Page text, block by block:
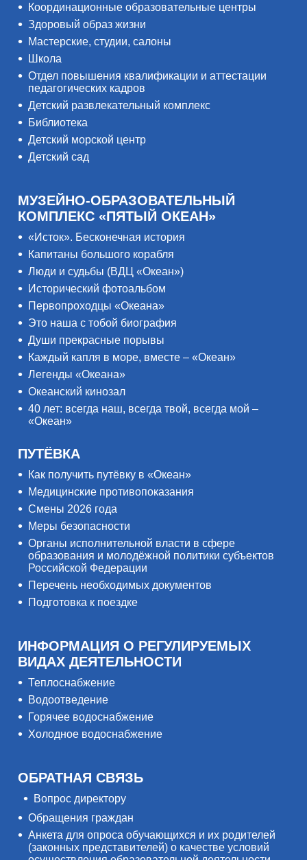
Координационные образовательные центры
Здоровый образ жизни
Мастерские, студии, салоны
Школа
Отдел повышения квалификации и аттестации
педагогических кадров
Детский развлекательный комплекс
Библиотека
Детский морской центр
Детский сад
МУЗЕЙНО-ОБРАЗОВАТЕЛЬНЫЙ
КОМПЛЕКС «ПЯТЫЙ ОКЕАН»
«Исток». Бесконечная история
Капитаны большого корабля
Люди и судьбы (ВДЦ «Океан»)
Исторический фотоальбом
Первопроходцы «Океана»
Это наша с тобой биография
Души прекрасные порывы
Каждый капля в море, вместе – «Океан»
Легенды «Океана»
Океанский кинозал
40 лет: всегда наш, всегда твой, всегда мой –
«Океан»
ПУТЁВКА
Как получить путёвку в «Океан»
Медицинские противопоказания
Смены 2026 года
Меры безопасности
Органы исполнительной власти в сфере
образования и молодёжной политики субъектов
Российской Федерации
Перечень необходимых документов
Подготовка к поездке
ИНФОРМАЦИЯ О РЕГУЛИРУЕМЫХ
ВИДАХ ДЕЯТЕЛЬНОСТИ
Теплоснабжение
Водоотведение
Горячее водоснабжение
Холодное водоснабжение
ОБРАТНАЯ СВЯЗЬ
Вопрос директору
Обращения граждан
Анкета для опроса обучающихся и их родителей
(законных представителей) о качестве условий